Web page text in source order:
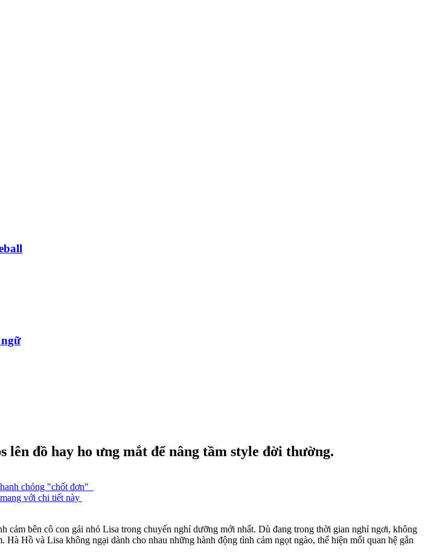
đồ hay ho ưng mắt để nâng tầm style đời thường.
chóng "chốt đơn"
với chi tiết này
bên cô con gái nhỏ Lisa trong chuyến nghỉ dưỡng mới nhất. Dù đang trong thời gian nghỉ ngơi, không
Hồ và Lisa không ngại dành cho nhau những hành động tình cảm ngọt ngào, thể hiện mối quan hệ gắn